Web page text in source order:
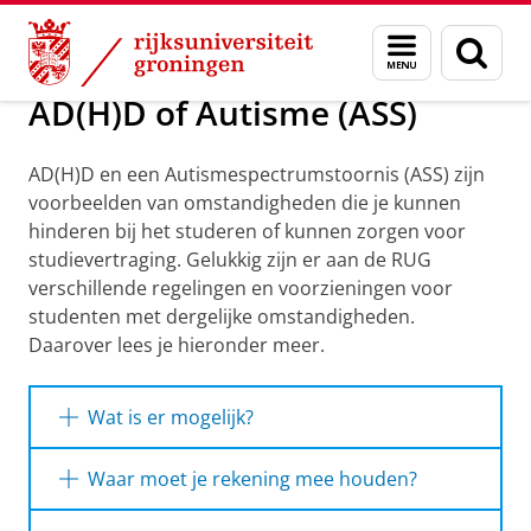
Skip
Content
Skip
Navigation
Menu
en
zoeken
Onderwijs Ik ga studeren met...
AD(H)D of Autisme (ASS)
AD(H)D en een Autismespectrumstoornis (ASS) zijn
voorbeelden van omstandigheden die je kunnen
hinderen bij het studeren of kunnen zorgen voor
studievertraging. Gelukkig zijn er aan de RUG
verschillende regelingen en voorzieningen voor
studenten met dergelijke omstandigheden.
Daarover lees je hieronder meer.
Wat is er mogelijk?
Als je vanwege AD(H)D of een
Autismespectrumstoornis (ASS)
Waar moet je rekening mee houden?